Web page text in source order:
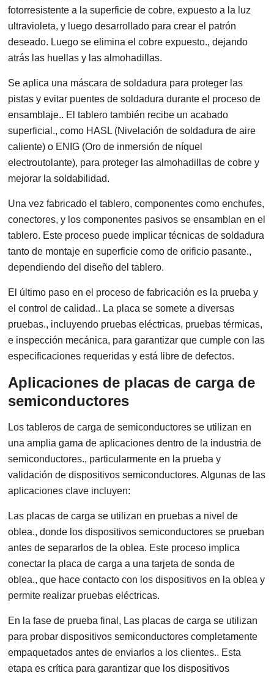
fotorresistente a la superficie de cobre, expuesto a la luz
ultravioleta, y luego desarrollado para crear el patrón
deseado. Luego se elimina el cobre expuesto., dejando
atrás las huellas y las almohadillas.
Se aplica una máscara de soldadura para proteger las
pistas y evitar puentes de soldadura durante el proceso de
ensamblaje.. El tablero también recibe un acabado
superficial., como HASL (Nivelación de soldadura de aire
caliente) o ENIG (Oro de inmersión de níquel
electroutolante), para proteger las almohadillas de cobre y
mejorar la soldabilidad.
Una vez fabricado el tablero, componentes como enchufes,
conectores, y los componentes pasivos se ensamblan en el
tablero. Este proceso puede implicar técnicas de soldadura
tanto de montaje en superficie como de orificio pasante.,
dependiendo del diseño del tablero.
El último paso en el proceso de fabricación es la prueba y
el control de calidad.. La placa se somete a diversas
pruebas., incluyendo pruebas eléctricas, pruebas térmicas,
e inspección mecánica, para garantizar que cumple con las
especificaciones requeridas y está libre de defectos.
Aplicaciones de placas de carga de
semiconductores
Los tableros de carga de semiconductores se utilizan en
una amplia gama de aplicaciones dentro de la industria de
semiconductores., particularmente en la prueba y
validación de dispositivos semiconductores. Algunas de las
aplicaciones clave incluyen:
Las placas de carga se utilizan en pruebas a nivel de
oblea., donde los dispositivos semiconductores se prueban
antes de separarlos de la oblea. Este proceso implica
conectar la placa de carga a una tarjeta de sonda de
oblea., que hace contacto con los dispositivos en la oblea y
permite realizar pruebas eléctricas.
En la fase de prueba final, Las placas de carga se utilizan
para probar dispositivos semiconductores completamente
empaquetados antes de enviarlos a los clientes.. Esta
etapa es crítica para garantizar que los dispositivos